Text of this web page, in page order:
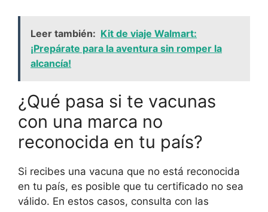
Leer también: Kit de viaje Walmart:
¡Prepárate para la aventura sin romper la
alcancía!
¿Qué pasa si te vacunas
con una marca no
reconocida en tu país?
Si recibes una vacuna que no está reconocida
en tu país, es posible que tu certificado no sea
válido. En estos casos, consulta con las